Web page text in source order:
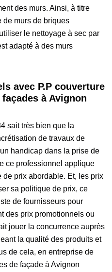
des murs. Ainsi, à titre
de murs de briques
le nettoyage à sec par
adapté à des murs
avec P.P couverture
à Avignon
sait très bien que la
de travaux de
handicap dans la prise de
ce professionnel applique
prix abordable. Et, les prix
sa politique de prix, ce
de fournisseurs pour
des prix promotionnels ou
jouer la concurrence auprès
la qualité des produits et
de cela, en entreprise de
de façade à Avignon